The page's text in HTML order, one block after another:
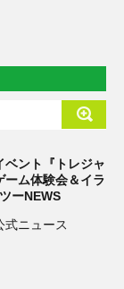
ベント『トレジャ
ム体験会＆イラ
ーNEWS
式ニュース